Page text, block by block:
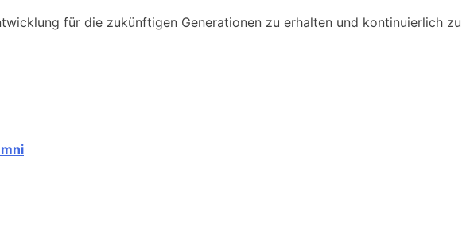
für die zukünftigen Generationen zu erhalten und kontinuierlich zu